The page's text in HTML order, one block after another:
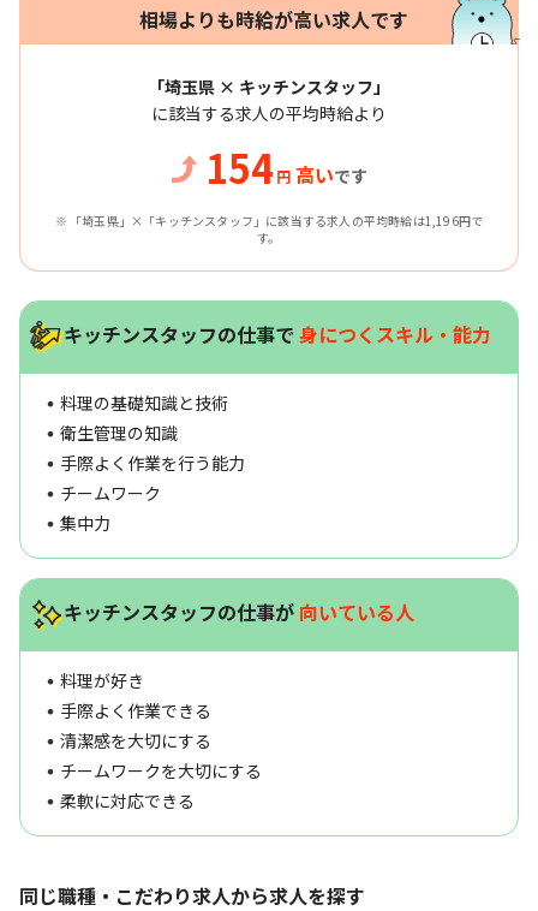
相場よりも時給が高い求人です
「埼玉県 × キッチンスタッフ」
に該当する求人の平均時給より
154 円 高いです
※ 「埼玉県」×「キッチンスタッフ」に該当する求人の平均時給は1,196円で
す。
キッチンスタッフの仕事で 身につくスキル・能力
料理の基礎知識と技術
衛生管理の知識
手際よく作業を行う能力
チームワーク
集中力
キッチンスタッフの仕事が 向いている人
料理が好き
手際よく作業できる
清潔感を大切にする
チームワークを大切にする
柔軟に対応できる
同じ職種・こだわり求人から求人を探す